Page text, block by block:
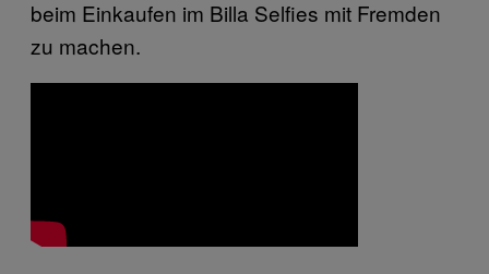
beim Einkaufen im Billa Selfies mit Fremden
zu machen.